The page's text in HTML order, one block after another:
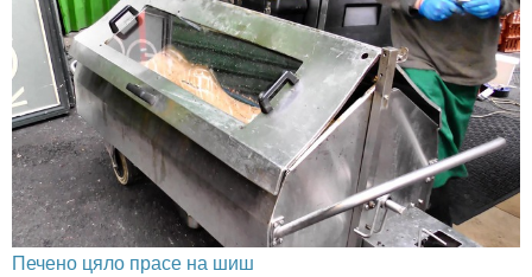
Печено цяло прасе на шиш